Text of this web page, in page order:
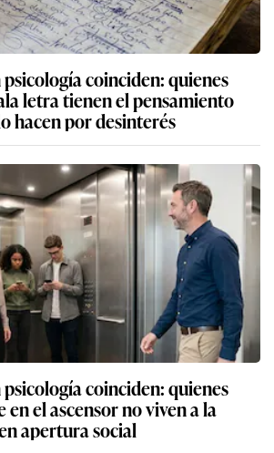
coinciden: quienes
letra tienen el pensamiento
hacen por desinterés
coinciden: quienes
en el ascensor no viven a la
apertura social